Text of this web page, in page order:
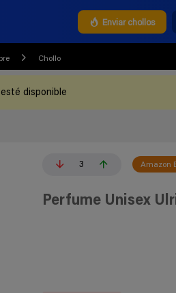
Enviar chollos
Chollo
disponible
3 Amazon
Perfume Unisex